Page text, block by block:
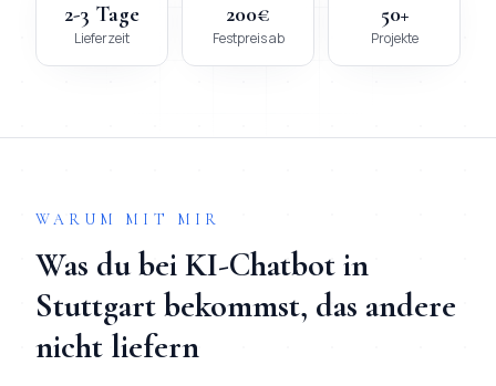
2-3 Tage
Lieferzeit
200€
Festpreis ab
50+
Projekte
WARUM MIT MIR
Was du beiKI-Chatbotin
Stuttgartbekommst, das andere
nicht liefern